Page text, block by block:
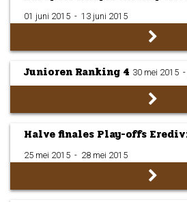
01 juni 2015 ­ - ­ 13 juni 2015
Junioren Ranking 4 30 mei 2015 ­ - ­
Halve finales Play-offs
25 mei 2015 ­ - ­ 28 mei 2015